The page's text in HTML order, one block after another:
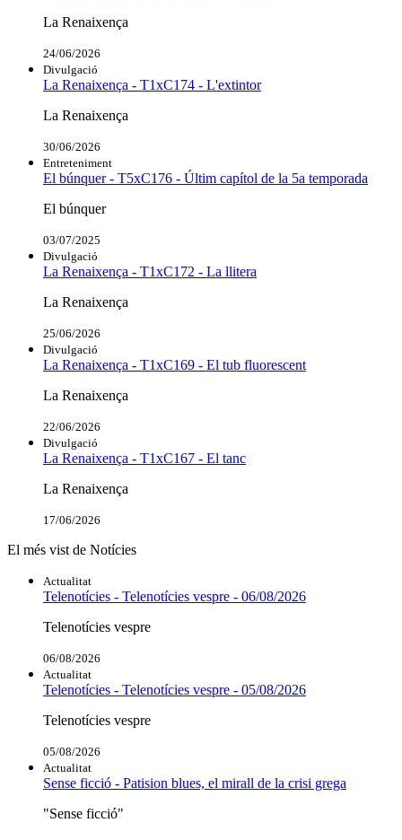
La Renaixença
24/06/2026
Divulgació
La Renaixença - T1xC174 - L'extintor
La Renaixença
30/06/2026
Entreteniment
El búnquer - T5xC176 - Últim capítol de la 5a temporada
El búnquer
03/07/2025
Divulgació
La Renaixença - T1xC172 - La llitera
La Renaixença
25/06/2026
Divulgació
La Renaixença - T1xC169 - El tub fluorescent
La Renaixença
22/06/2026
Divulgació
La Renaixença - T1xC167 - El tanc
La Renaixença
17/06/2026
El més vist de Notícies
Actualitat
Telenotícies - Telenotícies vespre - 06/08/2026
Telenotícies vespre
06/08/2026
Actualitat
Telenotícies - Telenotícies vespre - 05/08/2026
Telenotícies vespre
05/08/2026
Actualitat
Sense ficció - Patision blues, el mirall de la crisi grega
"Sense ficció"